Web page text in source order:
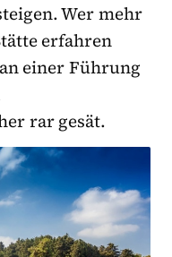
Wer mehr
erfahren
einer Führung
rar gesät.